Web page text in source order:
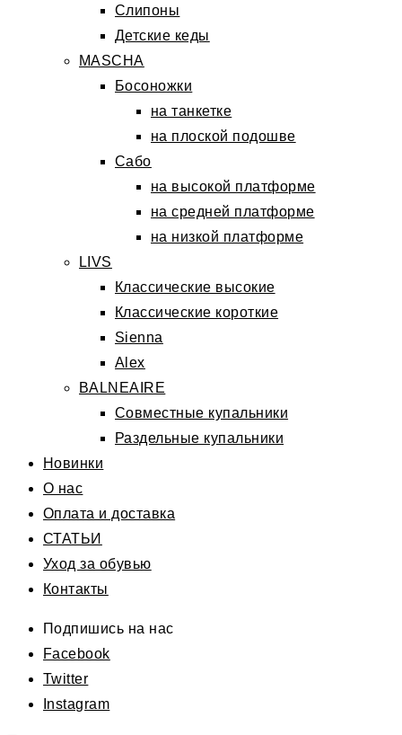
Слипоны
Детские кеды
MASCHA
Босоножки
на танкетке
на плоской подошве
Сабо
на высокой платформе
на средней платформе
на низкой платформе
LIVS
Классические высокие
Классические короткие
Sienna
Alex
BALNEAIRE
Совместные купальники
Раздельные купальники
Новинки
О нас
Оплата и доставка
СТАТЬИ
Уход за обувью
Контакты
Подпишись на нас
Facebook
Twitter
Instagram